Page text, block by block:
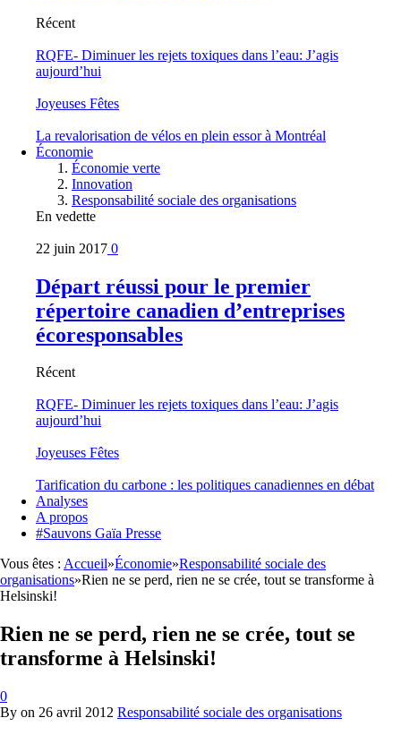
Récent
RQFE- Diminuer les rejets toxiques dans l’eau: J’agis
aujourd’hui
Joyeuses Fêtes
La revalorisation de vélos en plein essor à Montréal
Économie
Économie verte
Innovation
Responsabilité sociale des organisations
En vedette
22 juin 2017 0
Départ réussi pour le premier
répertoire canadien d’entreprises
écoresponsables
Récent
RQFE- Diminuer les rejets toxiques dans l’eau: J’agis
aujourd’hui
Joyeuses Fêtes
Tarification du carbone : les politiques canadiennes en débat
Analyses
A propos
#Sauvons Gaïa Presse
Vous êtes : Accueil»Économie»Responsabilité sociale des
organisations»Rien ne se perd, rien ne se crée, tout se transforme à
Helsinski!
Rien ne se perd, rien ne se crée, tout se
transforme à Helsinski!
0
By on 26 avril 2012 Responsabilité sociale des organisations